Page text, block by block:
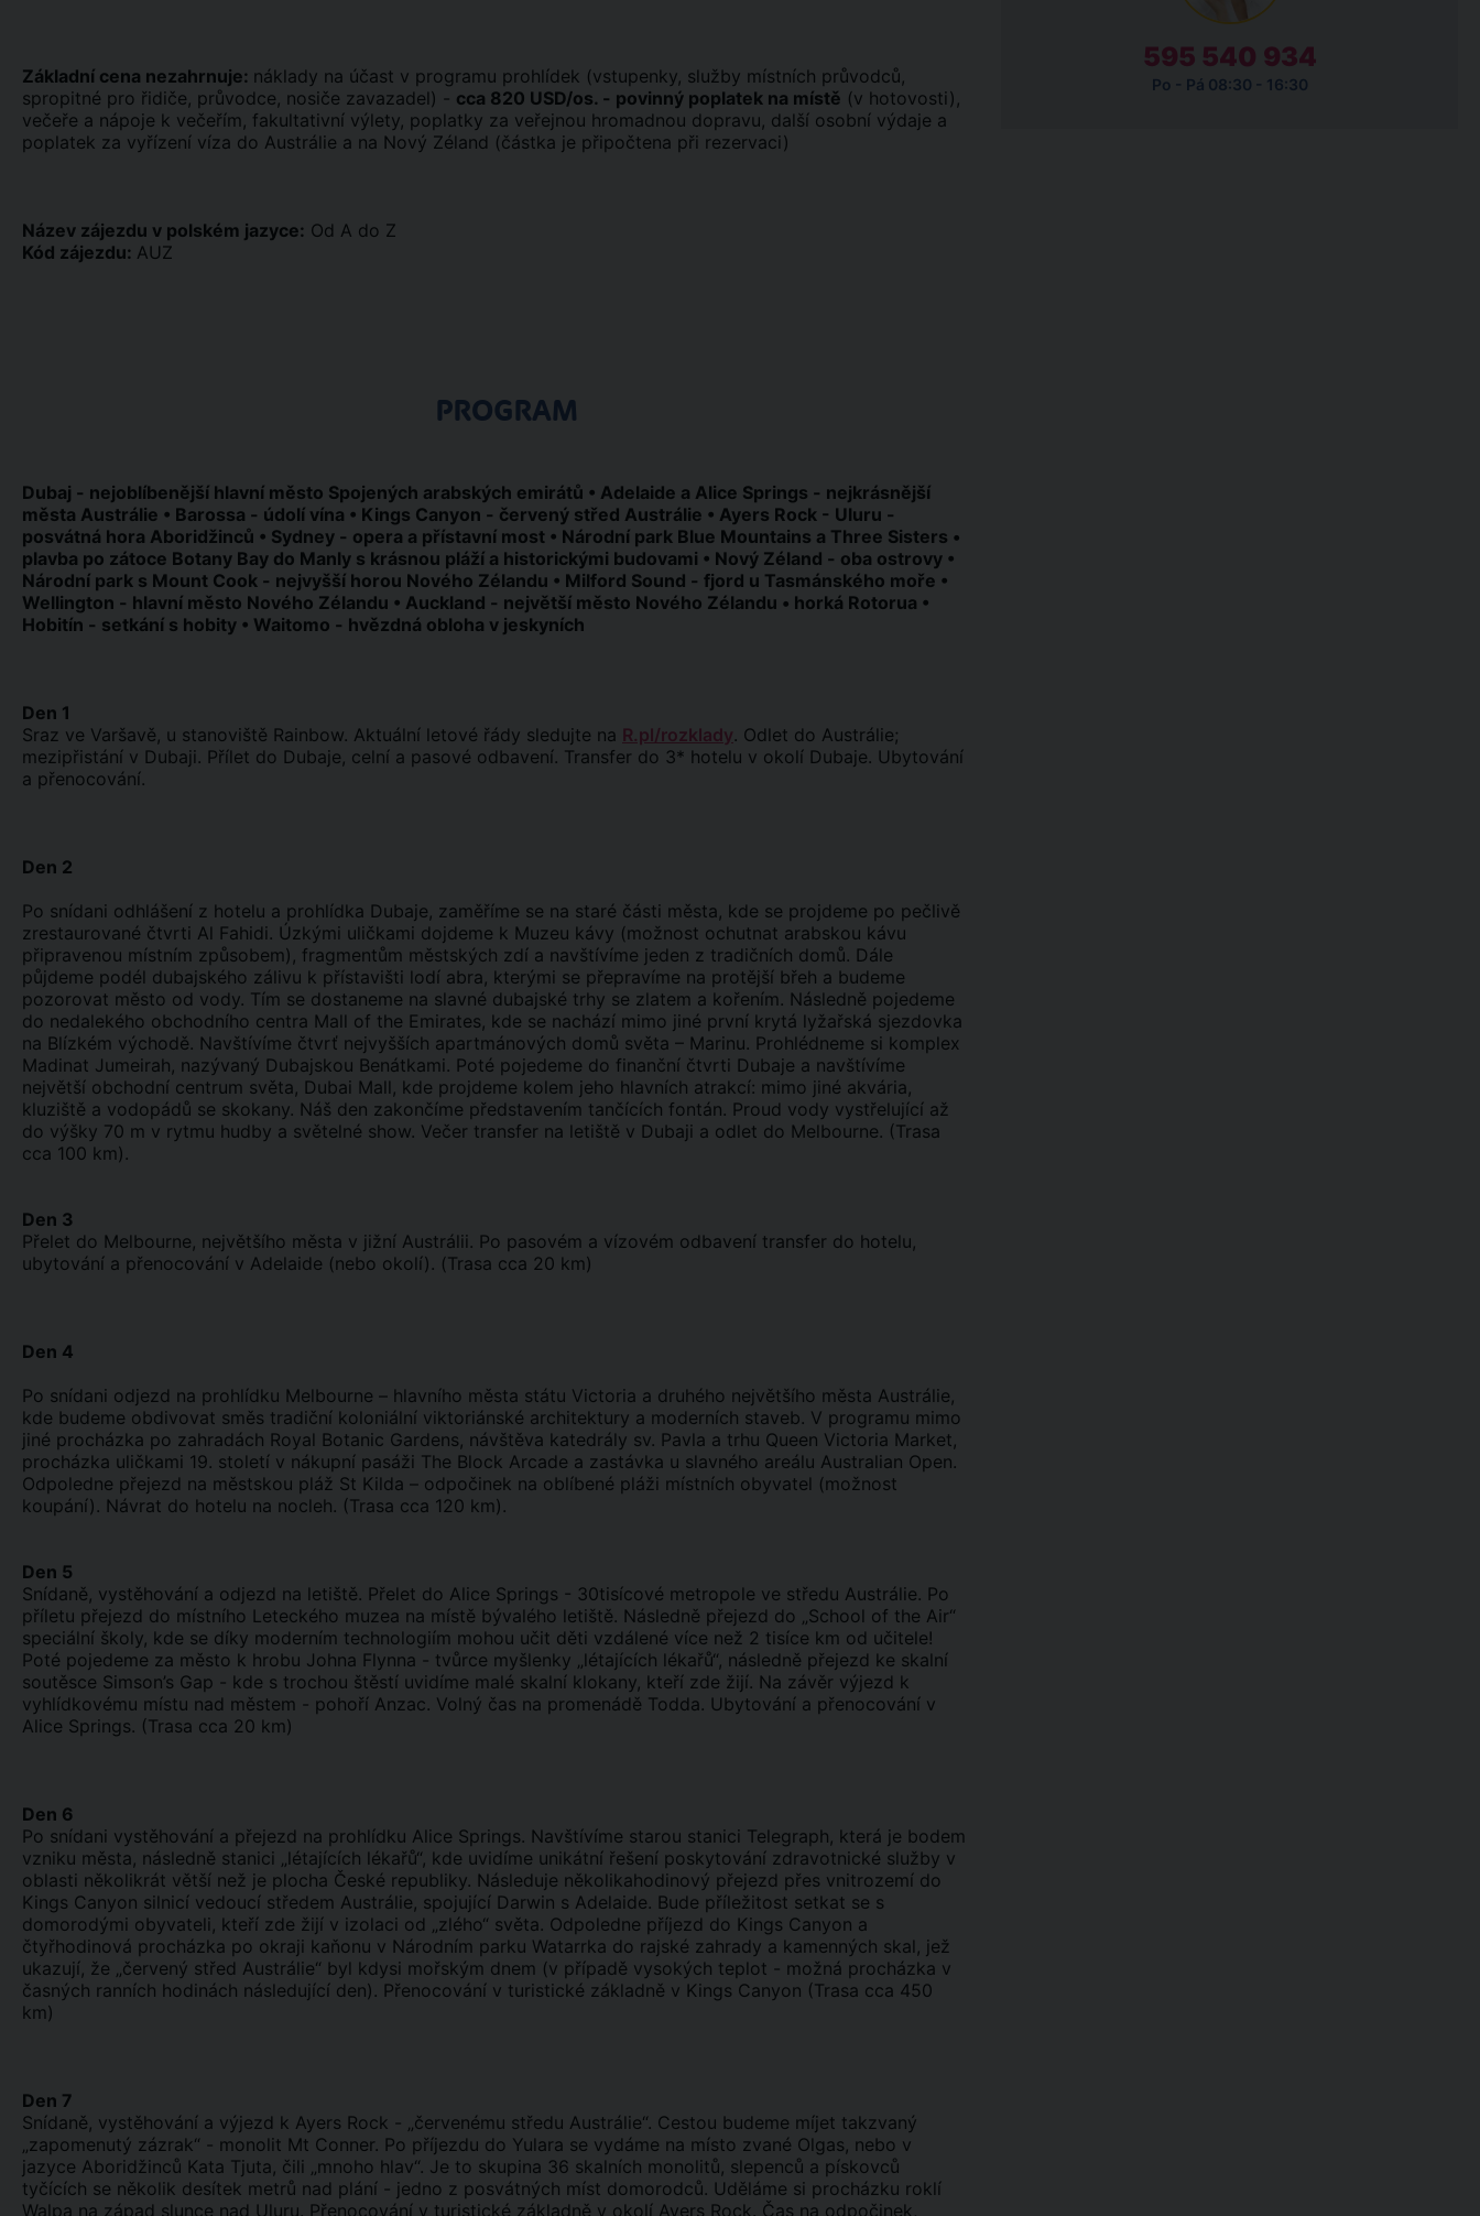
Základní cena nezahrnuje: náklady na účast v programu prohlídek (vstupenky, služby místních průvodců,
spropitné pro řidiče, průvodce, nosiče zavazadel) - cca 820 USD/os. - povinný poplatek na místě (v hotovosti),
večeře a nápoje k večeřím, fakultativní výlety, poplatky za veřejnou hromadnou dopravu, další osobní výdaje a
poplatek za vyřízení víza do Austrálie a na Nový Zéland (částka je připočtena při rezervaci)
Název zájezdu v polském jazyce: Od A do Z
Kód zájezdu: AUZ
PROGRAM
Dubaj - nejoblíbenější hlavní město Spojených arabských emirátů • Adelaide a Alice Springs - nejkrásnější
města Austrálie • Barossa - údolí vína ​​• Kings Canyon - červený střed Austrálie • Ayers Rock - Uluru -
posvátná hora Aboridžinců • Sydney - opera a přístavní most • Národní park Blue Mountains a Three Sisters •
plavba po zátoce Botany Bay do Manly s krásnou pláží a historickými budovami • Nový Zéland - oba ostrovy •
Národní park s Mount Cook - nejvyšší horou Nového Zélandu • Milford Sound - fjord u Tasmánského moře •
Wellington - hlavní město Nového Zélandu • Auckland - největší město Nového Zélandu • horká Rotorua •
Hobitín - setkání s hobity • Waitomo - hvězdná obloha v jeskyních
Den 1
Sraz ve Varšavě, u stanoviště Rainbow. Aktuální letové řády sledujte na R.pl/rozklady. Odlet do Austrálie;
mezipřistání v Dubaji. Přílet do Dubaje, celní a pasové odbavení. Transfer do 3* hotelu v okolí Dubaje. Ubytování
a přenocování.
Den 2
Po snídani odhlášení z hotelu a prohlídka Dubaje, zaměříme se na staré části města, kde se projdeme po pečlivě
zrestaurované čtvrti Al Fahidi. Úzkými uličkami dojdeme k Muzeu kávy (možnost ochutnat arabskou kávu
připravenou místním způsobem), fragmentům městských zdí a navštívíme jeden z tradičních domů. Dále
půjdeme podél dubajského zálivu k přístavišti lodí abra, kterými se přepravíme na protější břeh a budeme
pozorovat město od vody. Tím se dostaneme na slavné dubajské trhy se zlatem a kořením. Následně pojedeme
do nedalekého obchodního centra Mall of the Emirates, kde se nachází mimo jiné první krytá lyžařská sjezdovka
na Blízkém východě. Navštívíme čtvrť nejvyšších apartmánových domů světa – Marinu. Prohlédneme si komplex
Madinat Jumeirah, nazývaný Dubajskou Benátkami. Poté pojedeme do finanční čtvrti Dubaje a navštívíme
největší obchodní centrum světa, Dubai Mall, kde projdeme kolem jeho hlavních atrakcí: mimo jiné akvária,
kluziště a vodopádů se skokany. Náš den zakončíme představením tančících fontán. Proud vody vystřelující až
do výšky 70 m v rytmu hudby a světelné show. Večer transfer na letiště v Dubaji a odlet do Melbourne. (Trasa
cca 100 km).
Den 3
Přelet do Melbourne, největšího města v jižní Austrálii. Po pasovém a vízovém odbavení transfer do hotelu,
ubytování a přenocování v Adelaide (nebo okolí). (Trasa cca 20 km)
Den 4
Po snídani odjezd na prohlídku Melbourne – hlavního města státu Victoria a druhého největšího města Austrálie,
kde budeme obdivovat směs tradiční koloniální viktoriánské architektury a moderních staveb. V programu mimo
jiné procházka po zahradách Royal Botanic Gardens, návštěva katedrály sv. Pavla a trhu Queen Victoria Market,
procházka uličkami 19. století v nákupní pasáži The Block Arcade a zastávka u slavného areálu Australian Open.
Odpoledne přejezd na městskou pláž St Kilda – odpočinek na oblíbené pláži místních obyvatel (možnost
koupání). Návrat do hotelu na nocleh. (Trasa cca 120 km).
Den 5
Snídaně, vystěhování a odjezd na letiště. Přelet do Alice Springs - 30tisícové metropole ve středu Austrálie. Po
příletu přejezd do místního Leteckého muzea na místě bývalého letiště. Následně přejezd do „School of the Air“
speciální školy, kde se díky moderním technologiím mohou učit děti vzdálené více než 2 tisíce km od učitele!
Poté pojedeme za město k hrobu Johna Flynna - tvůrce myšlenky „létajících lékařů“, následně přejezd ke skalní
soutěsce Simson’s Gap - kde s trochou štěstí uvidíme malé skalní klokany, kteří zde žijí. Na závěr výjezd k
vyhlídkovému místu nad městem - pohoří Anzac. Volný čas na promenádě Todda. Ubytování a přenocování v
Alice Springs. (Trasa cca 20 km)
Den 6
Po snídani vystěhování a přejezd na prohlídku Alice Springs. Navštívíme starou stanici Telegraph, která je bodem
vzniku města, následně stanici „létajících lékařů“, kde uvidíme unikátní řešení poskytování zdravotnické služby v
oblasti několikrát větší než je plocha České republiky. Následuje několikahodinový přejezd přes vnitrozemí do
Kings Canyon silnicí vedoucí středem Austrálie, spojující Darwin s Adelaide. Bude příležitost setkat se s
domorodými obyvateli, kteří zde žijí v izolaci od „zlého“ světa. Odpoledne příjezd do Kings Canyon a
čtyřhodinová procházka po okraji kaňonu v Národním parku Watarrka do rajské zahrady a kamenných skal, jež
ukazují, že „červený střed Austrálie“ byl kdysi mořským dnem (v případě vysokých teplot - možná procházka v
časných ranních hodinách následující den). Přenocování v turistické základně v Kings Canyon (Trasa cca 450
km)
Den 7
Snídaně, vystěhování a výjezd k Ayers Rock - „červenému středu Austrálie“. Cestou budeme míjet takzvaný
„zapomenutý zázrak“ - monolit Mt Conner. Po příjezdu do Yulara se vydáme na místo zvané Olgas, nebo v
jazyce Aboridžinců Kata Tjuta, čili „mnoho hlav“. Je to skupina 36 skalních monolitů, slepenců a pískovců
tyčících se několik desítek metrů nad plání - jedno z posvátných míst domorodců. Uděláme si procházku roklí
Walpa na západ slunce nad Uluru. Přenocování v turistické základně v okolí Ayers Rock. Čas na odpočinek,
595 540 934
Po - Pá 08:30 - 16:30